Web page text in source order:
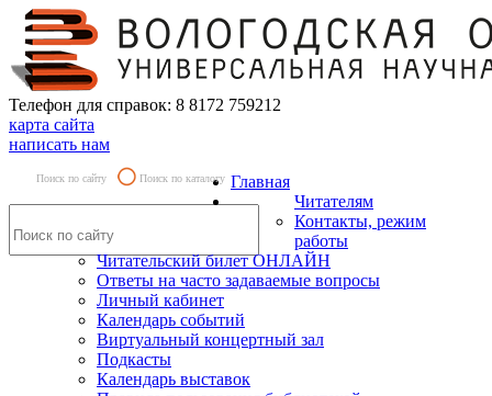
Телефон для справок: 8 8172 759212
карта сайта
написать нам
Поиск по сайту Поиск по каталогу Главная
Читателям
Контакты, режим
работы
Читательский билет ОНЛАЙН
Ответы на часто задаваемые вопросы
Личный кабинет
Календарь событий
Виртуальный концертный зал
Подкасты
Календарь выставок